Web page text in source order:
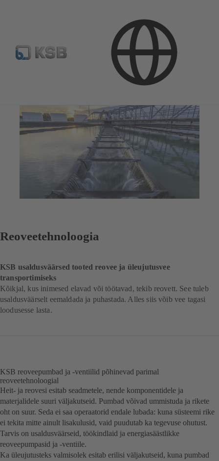
Reoveetehnoloogia
Reoveetehnoloogia
KSB usaldusväärsed tooted reovee ja üleujutusvee
transportimiseks
Kõikjal, kus inimesed elavad või töötavad, tekib reovett. See tuleb
usaldusväärselt eemaldada ja puhastada. Alles siis võib vee tagasi
loodusesse lasta.
KSB reoveepumbad ja -ventiilid põhinevad parimal
reoveetehnoloogial
Heit- ja reovesi esitab seadmetele, nende komponentidele ja
materjalidele suuri väljakutseid. Pumbad võivad ummistuda ja rikete
oht on suur. Seda ei saa operaatorid endale lubada: kuna süsteemi rike
ei tekita mitte ainult lisakulusid, vaid puudutab ka tegevuse ohutust.
Tarvis on usaldusväärseid, töökindlaid ja energiasäästlikke
reoveepumpasid ja -ventiile.
Ka üleujutusteks valmisolek esitab erilisi väljakutseid, kuna pumbad